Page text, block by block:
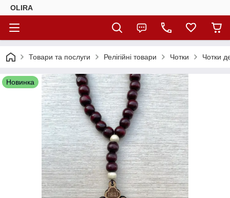
OLIRA
Товари та послуги Релігійні товари Чотки Чотки
Новинка